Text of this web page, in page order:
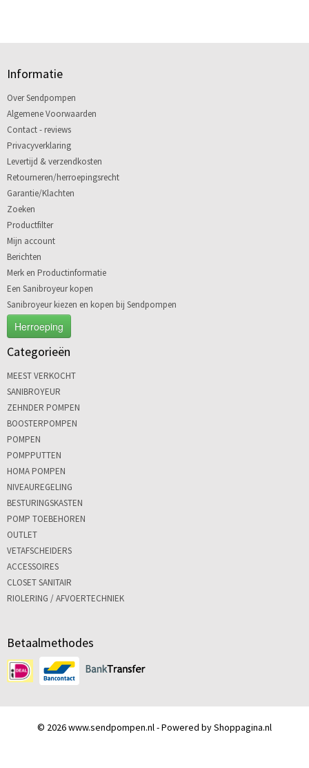
Informatie
Over Sendpompen
Algemene Voorwaarden
Contact - reviews
Privacyverklaring
Levertijd & verzendkosten
Retourneren/herroepingsrecht
Garantie/Klachten
Zoeken
Productfilter
Mijn account
Berichten
Merk en Productinformatie
Een Sanibroyeur kopen
Sanibroyeur kiezen en kopen bij Sendpompen
Herroeping
Categorieën
MEEST VERKOCHT
SANIBROYEUR
ZEHNDER POMPEN
BOOSTERPOMPEN
POMPEN
POMPPUTTEN
HOMA POMPEN
NIVEAUREGELING
BESTURINGSKASTEN
POMP TOEBEHOREN
OUTLET
VETAFSCHEIDERS
ACCESSOIRES
CLOSET SANITAIR
RIOLERING / AFVOERTECHNIEK
Betaalmethodes
© 2026 www.sendpompen.nl - Powered by Shoppagina.nl